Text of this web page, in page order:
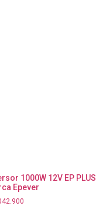
1000W 12V EP PLUS
Epever